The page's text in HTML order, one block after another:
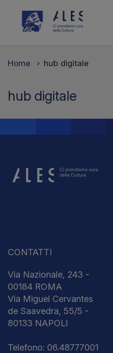
Home hub digitale
hub digitale
CONTATTI
Via Nazionale, 243 -
00184 ROMA
Via Miguel Cervantes
de Saavedra, 55/5 -
80133 NAPOLI
Telefono: 06.48777001